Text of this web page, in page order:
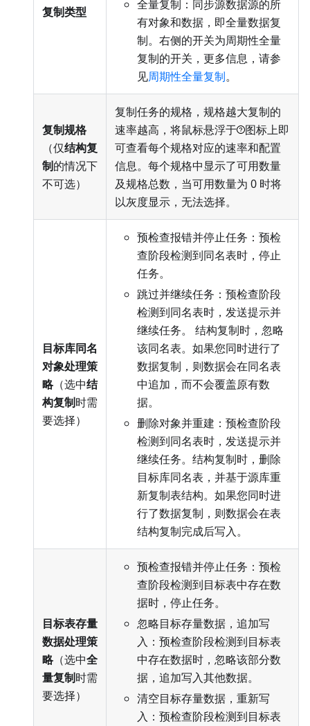
复制类型
全量复制：同步源数据源的所
有对象和数据，即全量数据复
制。右侧的开关为周期性全量
复制的开关，更多信息，请参
见周期性全量复制。
复制规格
（仅结构复
制的情况下
不可选）
复制任务的规格，规格越大复制的
速率越高，将鼠标悬浮于 图标上即
可查看每个规格对应的速率和配置
信息。每个规格中显示了可用数量
及规格总数，当可用数量为 0 时将
以灰度显示，无法选择。
目标库同名
对象处理策
略（选中结
构复制时需
要选择）
预检查报错并停止任务：预检
查阶段检测到同名表时，停止
任务。
跳过并继续任务：预检查阶段
检测到同名表时，发送提示并
继续任务。 结构复制时，忽略
该同名表。如果您同时进行了
数据复制，则数据会在同名表
中追加，而不会覆盖原有数
据。
删除对象并重建：预检查阶段
检测到同名表时，发送提示并
继续任务。结构复制时，删除
目标库同名表，并基于源库重
新复制表结构。如果您同时进
行了数据复制，则数据会在表
结构复制完成后写入。
目标表存量
数据处理策
略（选中全
量复制时需
要选择）
预检查报错并停止任务：预检
查阶段检测到目标表中存在数
据时，停止任务。
忽略目标存量数据，追加写
入：预检查阶段检测到目标表
中存在数据时，忽略该部分数
据，追加写入其他数据。
清空目标存量数据，重新写
入：预检查阶段检测到目标表